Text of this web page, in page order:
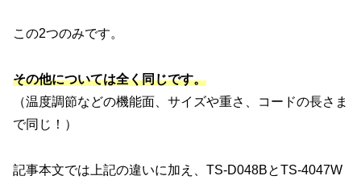
この2つのみです。
その他については全く同じです。
（温度調節などの機能面、サイズや重さ、コードの長さま
で同じ！）
記事本文では上記の違いに加え、TS-D048BとTS-4047W